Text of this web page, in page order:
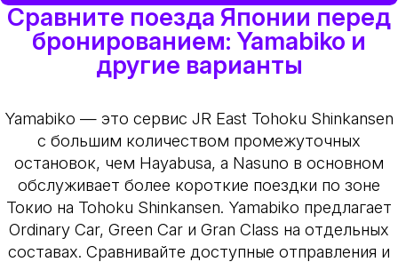
Сравните поезда Японии перед
бронированием: Yamabiko и
другие варианты
Yamabiko — это сервис JR East Tohoku Shinkansen
с большим количеством промежуточных
остановок, чем Hayabusa, а Nasuno в основном
обслуживает более короткие поездки по зоне
Токио на Tohoku Shinkansen. Yamabiko предлагает
Ordinary Car, Green Car и Gran Class на отдельных
составах. Сравнивайте доступные отправления и